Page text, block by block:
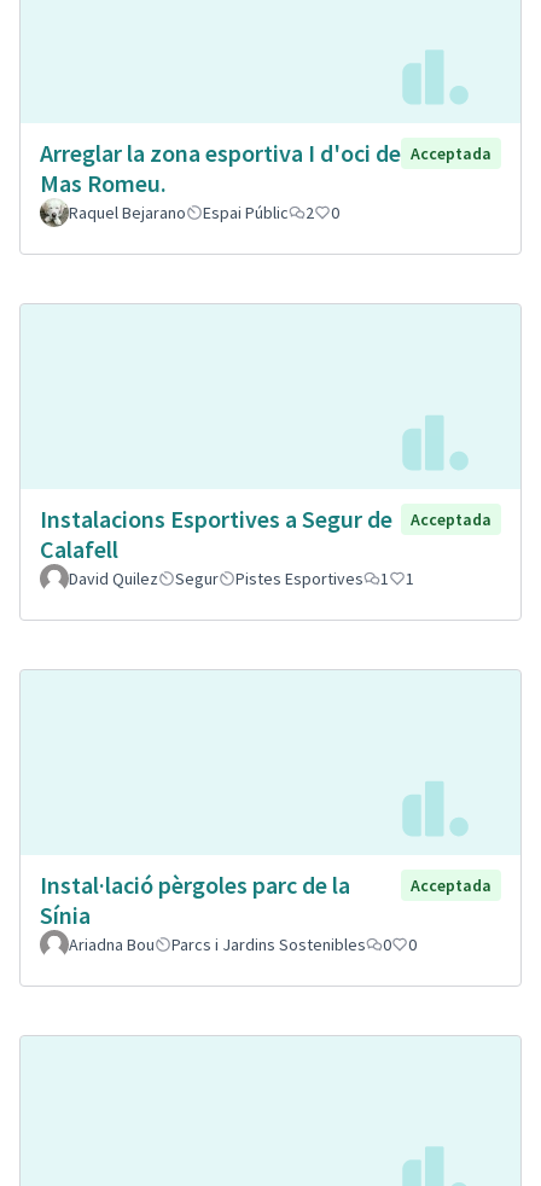
Arreglar la zona esportiva I d'oci de
Mas Romeu.
Acceptada
Raquel Bejarano Espai Públic 2 0
Instalacions Esportives a Segur de
Calafell
Acceptada
David Quilez Segur Pistes Esportives 1 1
Instal·lació pèrgoles parc de la
Sínia
Acceptada
Ariadna Bou Parcs i Jardins Sostenibles 0 0